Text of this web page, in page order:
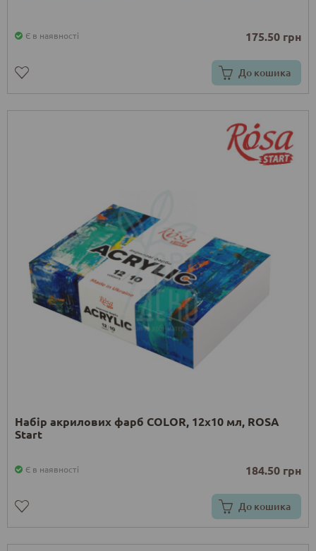
Є в наявності 175.50 грн
До кошика
Набір акрилових фарб COLOR, 12x10 мл, ROSA
Start
Є в наявності 184.50 грн
До кошика